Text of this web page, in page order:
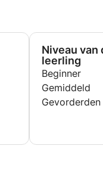
Niveau van
leerling
Beginner
Gemiddeld
Gevorderden